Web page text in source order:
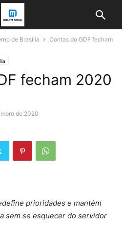
de Brasília
Contas do GDF fecham
fecham 2020
de 2020
prioridades e mantém
sem se esquecer do servidor